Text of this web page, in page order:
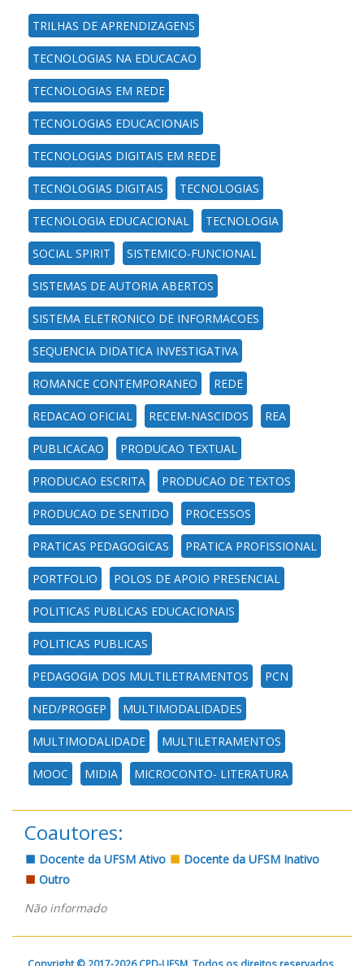
TRILHAS DE APRENDIZAGENS
TECNOLOGIAS NA EDUCACAO
TECNOLOGIAS EM REDE
TECNOLOGIAS EDUCACIONAIS
TECNOLOGIAS DIGITAIS EM REDE
TECNOLOGIAS DIGITAIS TECNOLOGIAS
TECNOLOGIA EDUCACIONAL TECNOLOGIA
SOCIAL SPIRIT SISTEMICO-FUNCIONAL
SISTEMAS DE AUTORIA ABERTOS
SISTEMA ELETRONICO DE INFORMACOES
SEQUENCIA DIDATICA INVESTIGATIVA
ROMANCE CONTEMPORANEO REDE
REDACAO OFICIAL RECEM-NASCIDOS REA
PUBLICACAO PRODUCAO TEXTUAL
PRODUCAO ESCRITA PRODUCAO DE TEXTOS
PRODUCAO DE SENTIDO PROCESSOS
PRATICAS PEDAGOGICAS PRATICA PROFISSIONAL
PORTFOLIO POLOS DE APOIO PRESENCIAL
POLITICAS PUBLICAS EDUCACIONAIS
POLITICAS PUBLICAS
PEDAGOGIA DOS MULTILETRAMENTOS PCN
NED/PROGEP MULTIMODALIDADES
MULTIMODALIDADE MULTILETRAMENTOS
MOOC MIDIA MICROCONTO- LITERATURA
Coautores:
Docente da UFSM Ativo
Docente da UFSM Inativo
Outro
Não informado